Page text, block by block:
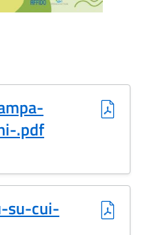
.pdf
MB)
su-cui-
MB)